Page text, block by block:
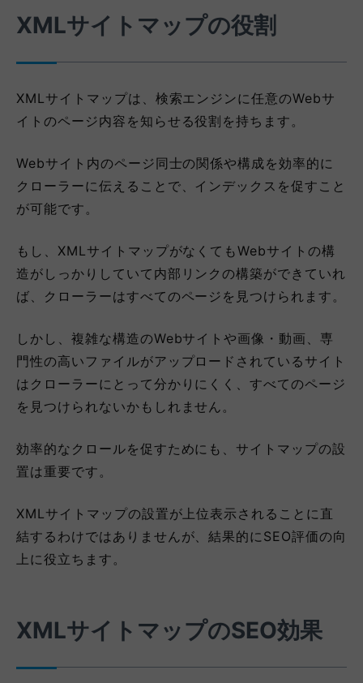
XMLサイトマップの役割
XMLサイトマップは、検索エンジンに任意のWebサ
イトのページ内容を知らせる役割を持ちます。
Webサイト内のページ同士の関係や構成を効率的に
クローラーに伝えることで、インデックスを促すこと
が可能です。
もし、XMLサイトマップがなくてもWebサイトの構
造がしっかりしていて内部リンクの構築ができていれ
ば、クローラーはすべてのページを見つけられます。
しかし、複雑な構造のWebサイトや画像・動画、専
門性の高いファイルがアップロードされているサイト
はクローラーにとって分かりにくく、すべてのページ
を見つけられないかもしれません。
効率的なクロールを促すためにも、サイトマップの設
置は重要です。
XMLサイトマップの設置が上位表示されることに直
結するわけではありませんが、結果的にSEO評価の向
上に役立ちます。
XMLサイトマップのSEO効果